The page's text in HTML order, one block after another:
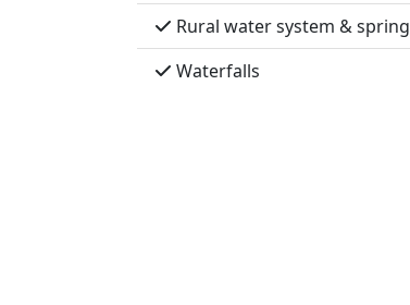
Rural water system & spring
Waterfalls